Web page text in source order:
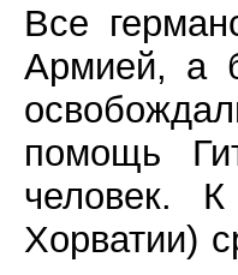
Все
Армией, а
помощь
человек.
Хорватии)